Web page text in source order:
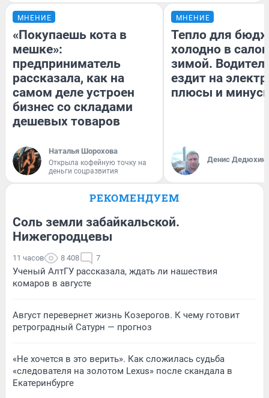
МНЕНИЕ
«Покупаешь кота в
мешке»:
предприниматель
рассказала, как на
самом деле устроен
бизнес со складами
дешевых товаров
Наталья Шорохова
Открыла кофейную точку на
деньги соцразвития
МНЕНИЕ
Тепло для
холодно в
зимой.
ездит на
плюсы и
Денис Дедюхин
РЕКОМЕНДУЕМ
Соль земли забайкальской.
Нижегородцевы
11 часов 8 408 7
Ученый АлтГУ рассказала, ждать ли нашествия
комаров в августе
Август перевернет жизнь Козерогов. К чему готовит
ретроградный Сатурн — прогноз
«Не хочется в это верить». Как сложилась судьба
«следователя на золотом Lexus» после скандала в
Екатеринбурге